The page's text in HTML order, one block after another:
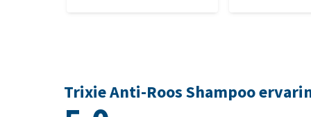
Trixie Anti-Roos Shampoo